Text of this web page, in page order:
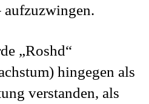
aufzuzwingen.
„Roshd“
hingegen als
verstanden, als